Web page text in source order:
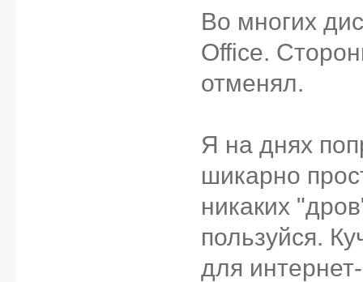
Во многих
Office.
отменял.
Я на днях
шикарно
никаких
пользуйся.
для